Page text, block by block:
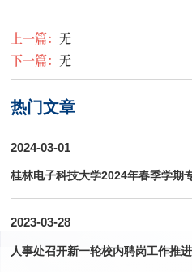
上一篇： 无
下一篇： 无
热门文章
2024-03-01
桂林电子科技大学2024年春季学期
2023-03-28
人事处召开新一轮校内聘岗工作推进